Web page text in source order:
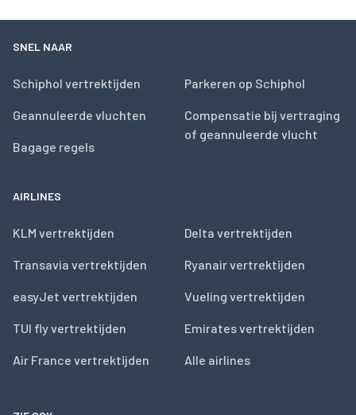
SNEL NAAR
Schiphol vertrektijden
Geannuleerde vluchten
Bagage regels
Parkeren op Schiphol
Compensatie bij vertraging
of geannuleerde vlucht
AIRLINES
KLM vertrektijden
Transavia vertrektijden
easyJet vertrektijden
TUI fly vertrektijden
Air France vertrektijden
Delta vertrektijden
Ryanair vertrektijden
Vueling vertrektijden
Emirates vertrektijden
Alle airlines